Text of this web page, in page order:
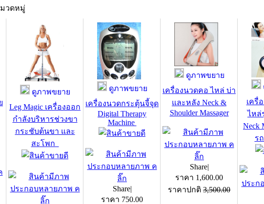
วดหมู่
ดูภาพขยาย
Leg Magic เครื่องออก
กำลังบริหารช่วงขา
กระชับต้นขา และ
สะโพก
ดูภาพขยาย
เครื่องนวดกระตุ้นจี้จุด
Digital Therapy
Machine
Share|
ราคา 750.00
ดูภาพขยาย
เครื่องนวดคอ ไหล่ บ่า
และหลัง Neck &
Shoulder Massager
Share|
ราคา 1,600.00
ราคาปกติ 3,500.00
เครื่
ไหล่
Neck
ร